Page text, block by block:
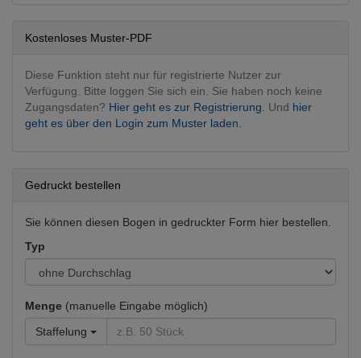
Kostenloses Muster-PDF
Diese Funktion steht nur für registrierte Nutzer zur
Verfügung. Bitte loggen Sie sich ein. Sie haben noch keine
Zugangsdaten? Hier geht es zur Registrierung. Und hier
geht es über den Login zum Muster laden.
Gedruckt bestellen
Sie können diesen Bogen in gedruckter Form hier bestellen.
Typ
Menge (manuelle Eingabe möglich)
Staffelung